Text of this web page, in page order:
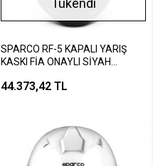
Tükendi
SPARCO RF-5 KAPALI YARIŞ
KASKI FİA ONAYLI SİYAH
44.373,42 TL